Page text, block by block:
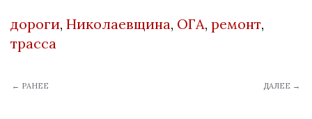
дороги, Николаевщина, ОГА, ремонт,
трасса
← РАНЕЕ ДАЛЕЕ →